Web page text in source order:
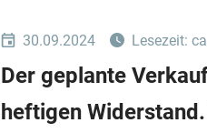
30.09.2024 Lesezeit:
Der geplante
heftigen